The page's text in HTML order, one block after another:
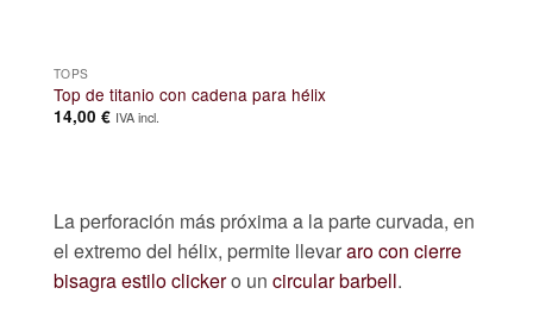
TOPS
Top de titanio con cadena para hélix
14,00 € IVA incl.
La perforación más próxima a la parte curvada, en
el extremo del hélix, permite llevararo con cierre
bisagra estilo clickero un circular barbell.